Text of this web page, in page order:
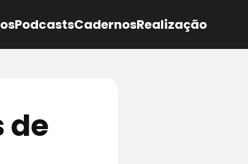
PodcastsCadernosRealização
de